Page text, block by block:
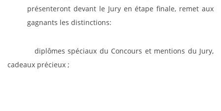
présenteront devant le Jury en étape finale, remet aux
gagnants les distinctions:
diplômes spéciaux du Concours et mentions du Jury,
cadeaux précieux ;